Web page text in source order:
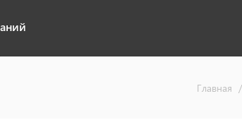
Главная /